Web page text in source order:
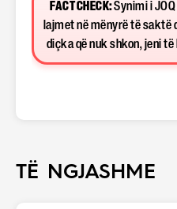
FACT CHECK:Synimi i
lajmet në mënyrë të saktë
diçka që nuk shkon, jeni të
TË NGJASHME